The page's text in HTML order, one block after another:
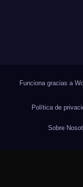
Funciona gracias a
Política de
Sobre